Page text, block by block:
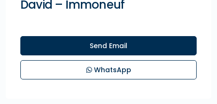
David – Immoneuf
Send Email
WhatsApp